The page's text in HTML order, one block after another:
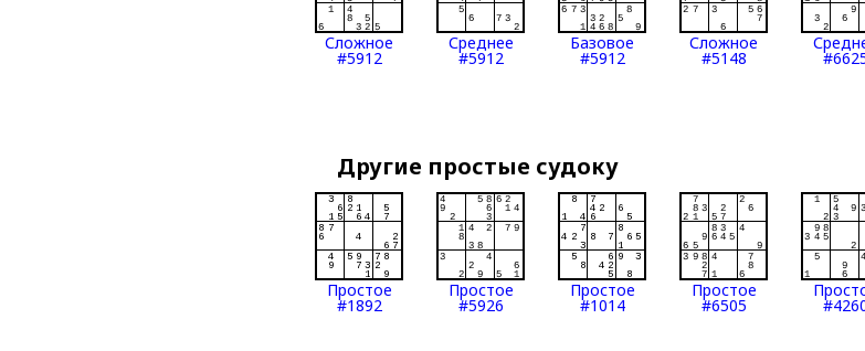
Сложное
#5912
Среднее
#5912
Базовое
#5912
Сложное
#5148
Другие простые судоку
Простое
#1892
Простое
#5926
Простое
#1014
Простое
#6505